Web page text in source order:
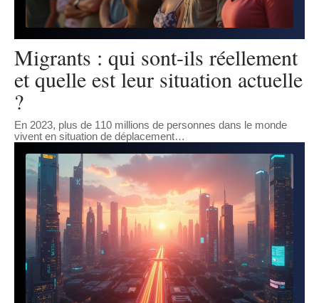
Migrants : qui sont-ils réellement
et quelle est leur situation actuelle
?
En 2023, plus de 110 millions de personnes dans le monde
vivent en situation de déplacement…